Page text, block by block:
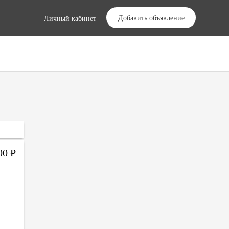
Личный кабинет Добавить объявление
Р